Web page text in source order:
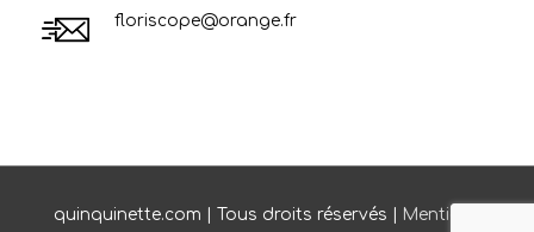
floriscope@orange.fr
quinquinette.com | Tous droits réservés | Mentions